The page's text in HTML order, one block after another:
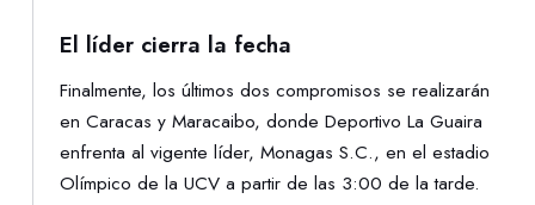
El líder cierra la fecha
Finalmente, los últimos dos compromisos se realizarán
en Caracas y Maracaibo, donde Deportivo La Guaira
enfrenta al vigente líder, Monagas S.C., en el estadio
Olímpico de la UCV a partir de las 3:00 de la tarde.